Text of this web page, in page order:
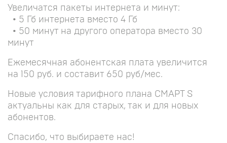
Увеличатся пакеты интернета и минут:
• 5 Гб интернета вместо 4 Гб
• 50 минут на другого оператора вместо 30
минут
Ежемесячная абонентская плата увеличится
на 150 руб. и составит 650 руб/мес.
Новые условия тарифного плана СМАРТ S
актуальны как для старых, так и для новых
абонентов.
Спасибо, что выбираете нас!